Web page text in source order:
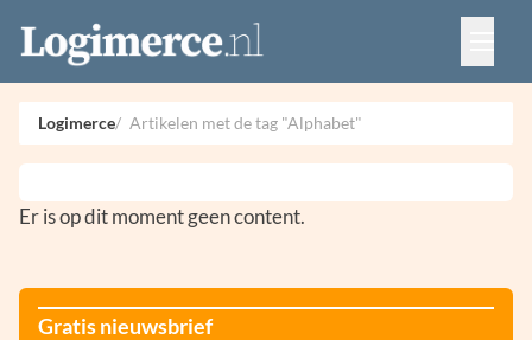
Vacatures
Events
Adverteren
Partners
Logimerce Artikelen met de tag "Alphabet"
Er is op dit moment geen content.
Gratis nieuwsbrief